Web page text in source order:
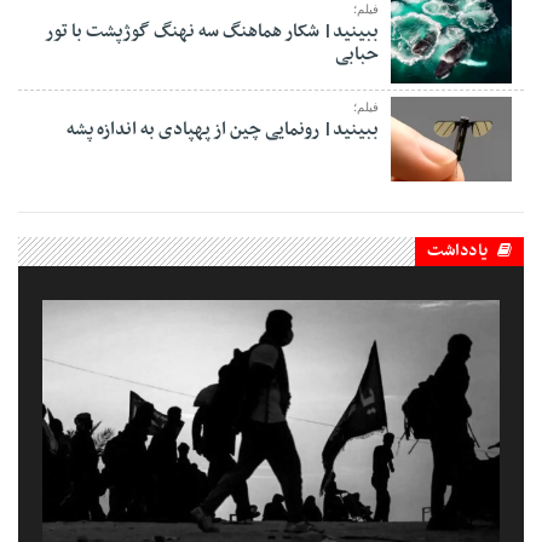
فیلم؛
ببینید| شکار هماهنگ سه نهنگ گوژپشت با تور
حبابی
فیلم؛
ببینید| رونمایی چین از پهپادی به اندازه پشه
یادداشت